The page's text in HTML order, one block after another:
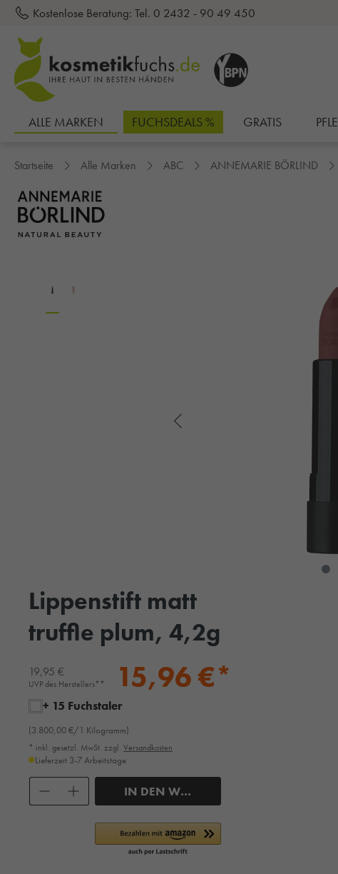
springen
Kostenlose Beratung: Tel. 0 2432 - 90 49 450
ALLE MARKEN FUCHSDEALS % GRATIS
Startseite Alle Marken ABC ANNEMARIE BÖRLIND
Lippenstift matt
truffle plum, 4,2g
19,95 €
UVP des Herstellers** 15,96 €*
+ 15 Fuchstaler
(3.800,00 €/1 Kilogramm)
* inkl. gesetzl. MwSt. zzgl. Versandkosten
Lieferzeit 3-7 Arbeitstage
IN DEN WARENKORB